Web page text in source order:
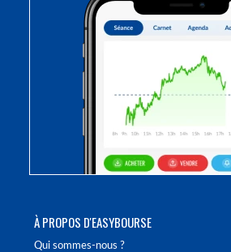
À PROPOS D'EASYBOURSE
Qui sommes-nous ?